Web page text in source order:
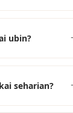
ubin?
seharian?